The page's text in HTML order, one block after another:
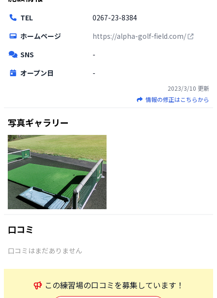
TEL
0267-23-8384
ホームページ
https://alpha-golf-field.com/
SNS
-
オープン日
-
2023/3/10 更新
情報の修正はこちらから
写真ギャラリー
口コミ
口コミはまだありません
この練習場の口コミを募集しています！